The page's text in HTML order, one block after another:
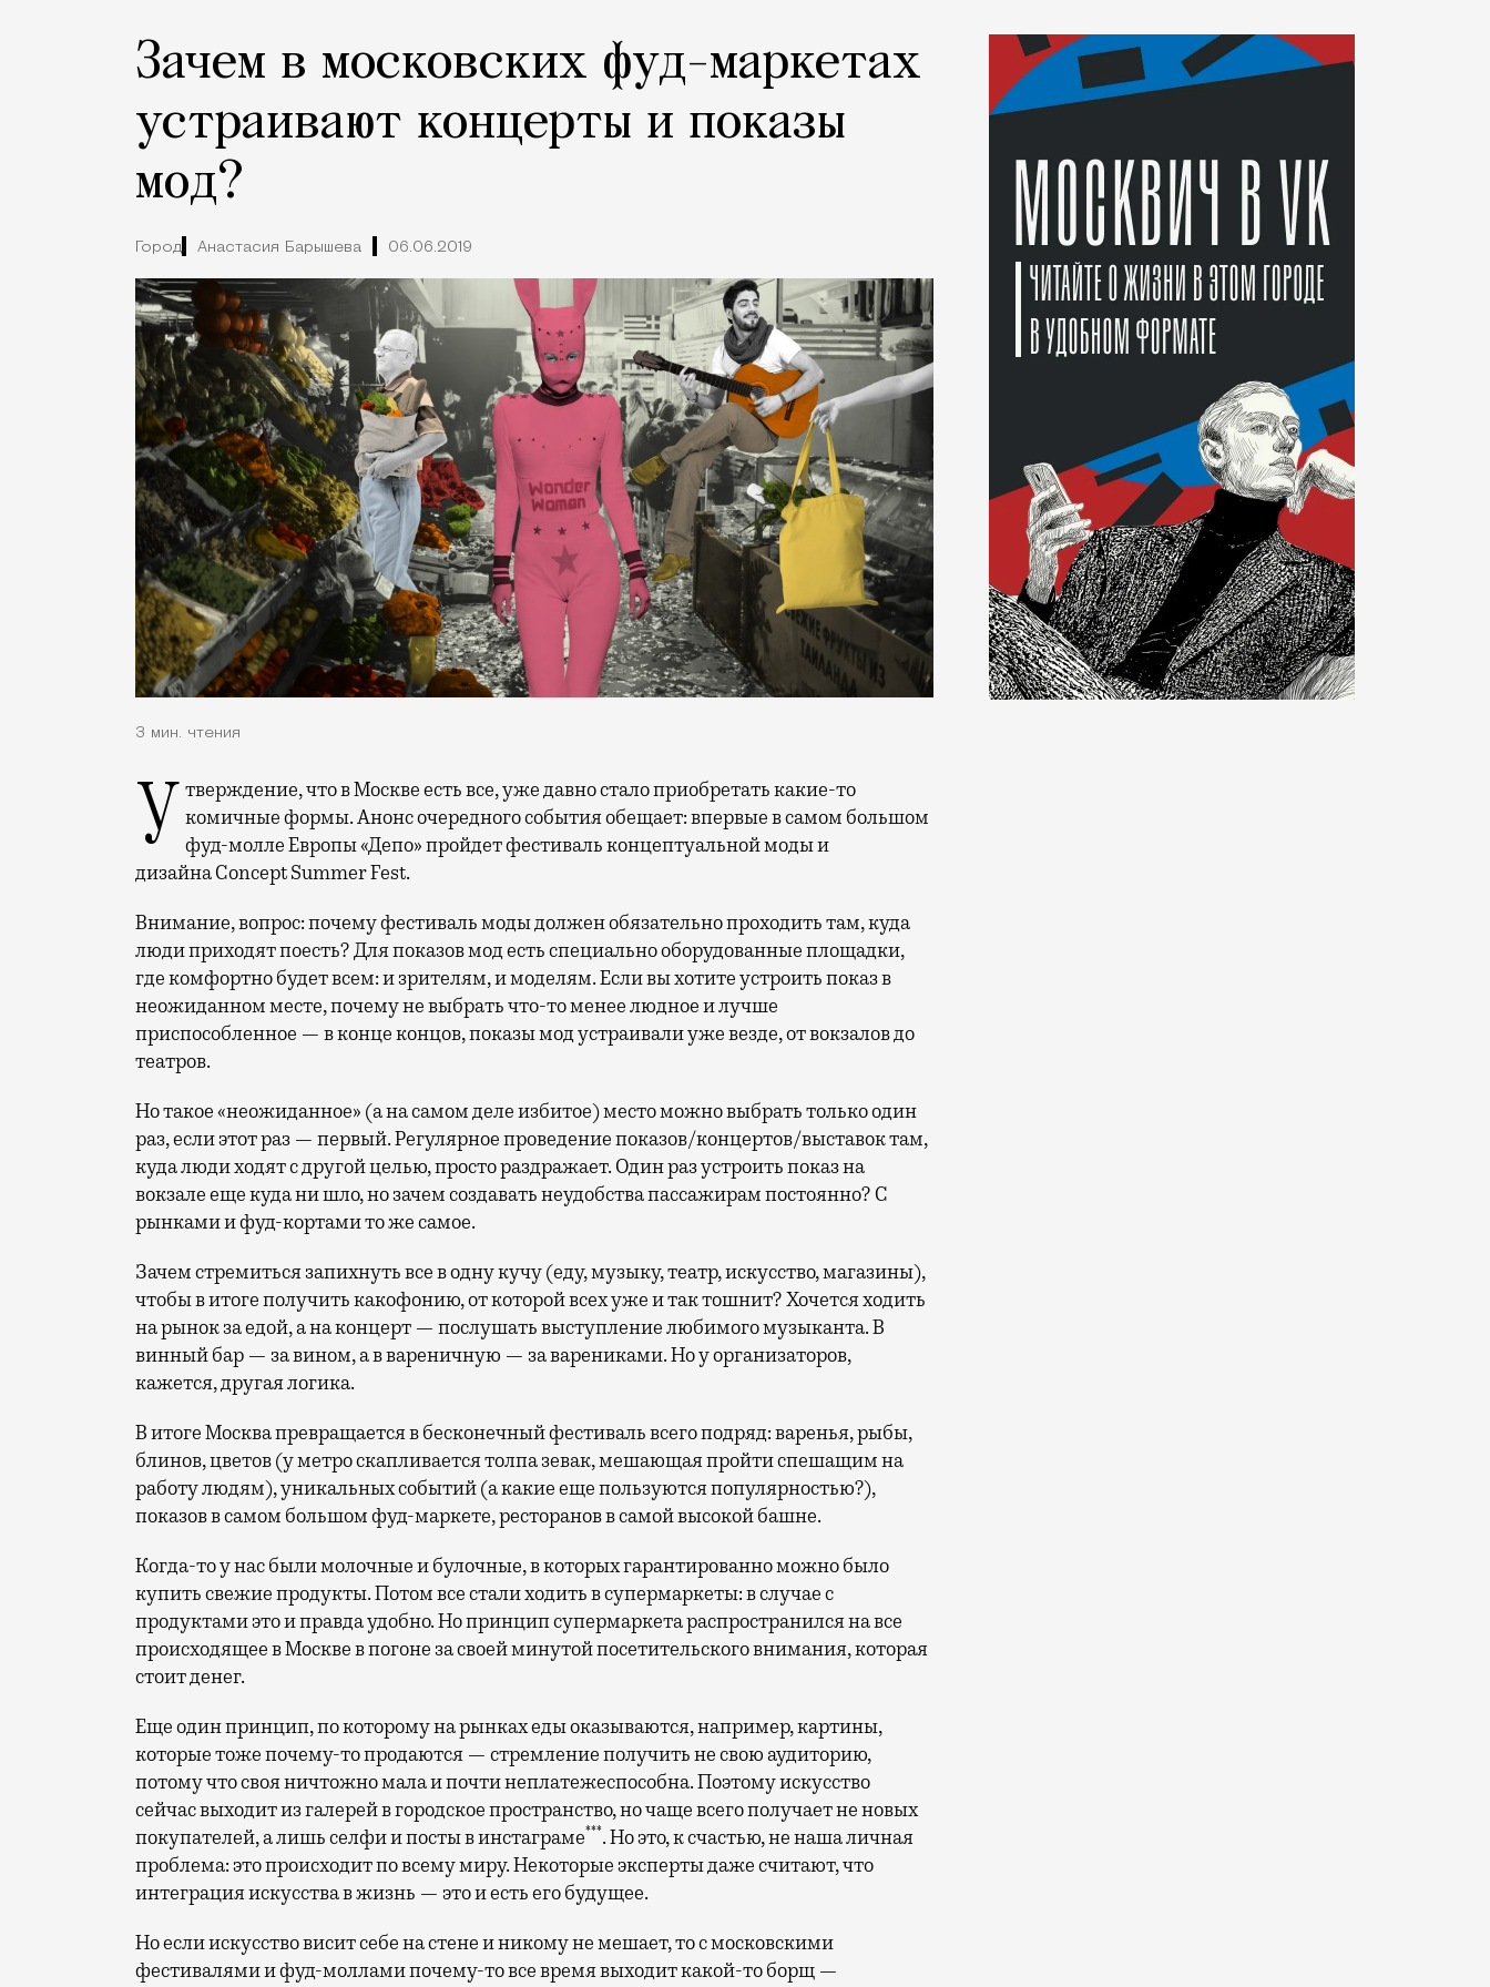
Зачем в московских фуд-маркетах
устраивают концерты и показы
мод?
Город Анастасия Барышева 06.06.2019
3 мин. чтения
Утверждение, что в Москве есть все, уже давно стало приобретать какие-то комичные формы. Анонс очередного события обещает: впервые в самом большом
фуд-молле Европы «Депо» пройдет фестиваль концептуальной моды и
дизайна Concept Summer Fest.
Внимание, вопрос: почему фестиваль моды должен обязательно проходить там, куда
люди приходят поесть? Для показов мод есть специально оборудованные площадки,
где комфортно будет всем: и зрителям, и моделям. Если вы хотите устроить показ в
неожиданном месте, почему не выбрать что-то менее людное и лучше
приспособленное — в конце концов, показы мод устраивали уже везде, от вокзалов до
театров.
Но такое «неожиданное» (а на самом деле избитое) место можно выбрать только один
раз, если этот раз — первый. Регулярное проведение показов/концертов/выставок там,
куда люди ходят с другой целью, просто раздражает. Один раз устроить показ на
вокзале еще куда ни шло, но зачем создавать неудобства пассажирам постоянно? С
рынками и фуд-кортами то же самое.
Зачем стремиться запихнуть все в одну кучу (еду, музыку, театр, искусство, магазины),
чтобы в итоге получить какофонию, от которой всех уже и так тошнит? Хочется ходить
на рынок за едой, а на концерт — послушать выступление любимого музыканта. В
винный бар — за вином, а в вареничную — за варениками. Но у организаторов,
кажется, другая логика.
В итоге Москва превращается в бесконечный фестиваль всего подряд: варенья, рыбы,
блинов, цветов (у метро скапливается толпа зевак, мешающая пройти спешащим на
работу людям), уникальных событий (а какие еще пользуются популярностью?),
показов в самом большом фуд-маркете, ресторанов в самой высокой башне.
Когда-то у нас были молочные и булочные, в которых гарантированно можно было
купить свежие продукты. Потом все стали ходить в супермаркеты: в случае с
продуктами это и правда удобно. Но принцип супермаркета распространился на все
происходящее в Москве в погоне за своей минутой посетительского внимания, которая
стоит денег.
Еще один принцип, по которому на рынках еды оказываются, например, картины,
которые тоже почему-то продаются — стремление получить не свою аудиторию,
потому что своя ничтожно мала и почти неплатежеспособна. Поэтому искусство
сейчас выходит из галерей в городское пространство, но чаще всего получает не новых
покупателей, а лишь селфи и посты в инстаграме***. Но это, к счастью, не наша личная
проблема: это происходит по всему миру. Некоторые эксперты даже считают, что
интеграция искусства в жизнь — это и есть его будущее.
Но если искусство висит себе на стене и никому не мешает, то с московскими
фестивалями и фуд-моллами почему-то все время выходит какой-то борщ —